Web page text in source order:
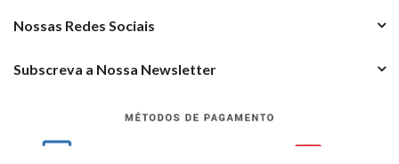
Nossas Redes Sociais
Subscreva a Nossa Newsletter